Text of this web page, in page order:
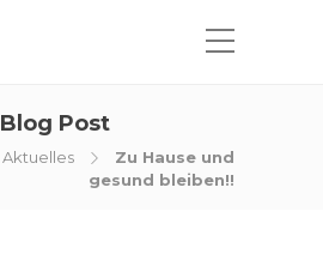
Blog Post
Aktuelles
Zu Hause und
gesund bleiben!!